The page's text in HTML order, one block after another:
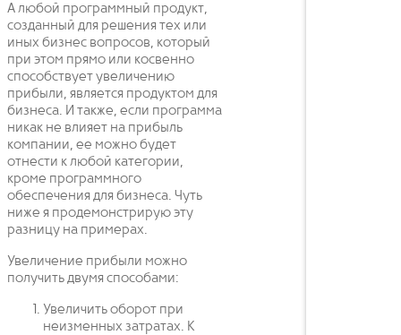
А любой программный продукт,
созданный для решения тех или
иных бизнес вопросов, который
при этом прямо или косвенно
способствует увеличению
прибыли, является продуктом для
бизнеса. И также, если программа
никак не влияет на прибыль
компании, ее можно будет
отнести к любой категории,
кроме программного
обеспечения для бизнеса. Чуть
ниже я продемонстрирую эту
разницу на примерах.
Увеличение прибыли можно
получить двумя способами:
Увеличить оборот при
неизменных затратах. К